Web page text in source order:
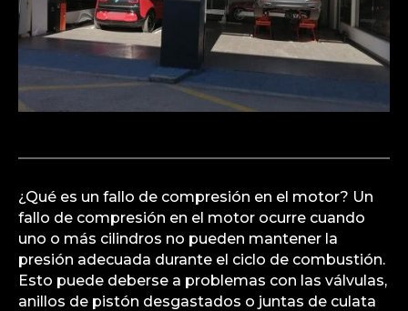
¿Qué es un fallo de compresión en el motor? Un
fallo de compresión en el motor ocurre cuando
uno o más cilindros no pueden mantener la
presión adecuada durante el ciclo de combustión.
Esto puede deberse a problemas con las válvulas,
anillos de pistón desgastados o juntas de culata